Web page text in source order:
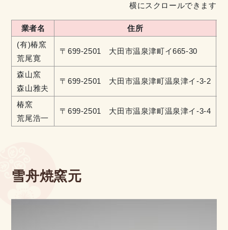
横にスクロールできます
業者名
住所
(有)椿窯
荒尾寛
〒699-2501 大田市温泉津町イ665-30
森山窯
森山雅夫
〒699-2501 大田市温泉津町温泉津イ-3-2
椿窯
荒尾浩一
〒699-2501 大田市温泉津町温泉津イ-3-4
雪舟焼窯元